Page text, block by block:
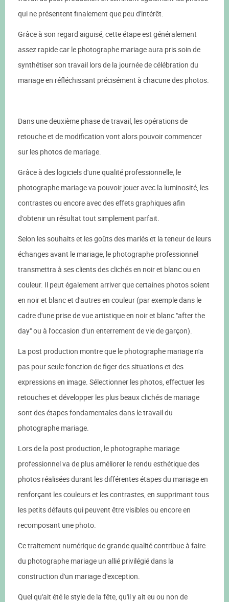
qui ne présentent finalement que peu d'intérêt.
Grâce à son regard aiguisé, cette étape est généralement
assez rapide car le photographe mariage aura pris soin de
synthétiser son travail lors de la journée de célébration du
mariage en réfléchissant précisément à chacune des photos.
Dans une deuxième phase de travail, les opérations de
retouche et de modification vont alors pouvoir commencer
sur les photos de mariage.
Grâce à des logiciels d'une qualité professionnelle, le
photographe mariage va pouvoir jouer avec la luminosité, les
contrastes ou encore avec des effets graphiques afin
d'obtenir un résultat tout simplement parfait.
Selon les souhaits et les goûts des mariés et la teneur de leurs
échanges avant le mariage, le photographe professionnel
transmettra à ses clients des clichés en noir et blanc ou en
couleur. Il peut également arriver que certaines photos soient
en noir et blanc et d'autres en couleur (par exemple dans le
cadre d'une prise de vue artistique en noir et blanc "after the
day" ou à l'occasion d'un enterrement de vie de garçon).
La post production montre que le photographe mariage n'a
pas pour seule fonction de figer des situations et des
expressions en image. Sélectionner les photos, effectuer les
retouches et développer les plus beaux clichés de mariage
sont des étapes fondamentales dans le travail du
photographe mariage.
Lors de la post production, le photographe mariage
professionnel va de plus améliorer le rendu esthétique des
photos réalisées durant les différentes étapes du mariage en
renforçant les couleurs et les contrastes, en supprimant tous
les petits défauts qui peuvent être visibles ou encore en
recomposant une photo.
Ce traitement numérique de grande qualité contribue à faire
du photographe mariage un allié privilégié dans la
construction d'un mariage d'exception.
Quel qu'ait été le style de la fête, qu'il y ait eu ou non de